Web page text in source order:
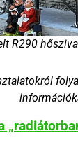
R290